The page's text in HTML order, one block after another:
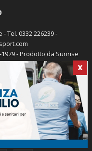
X
Tel. 0332 226239 -
- Prodotto da Sunrise
Marocco -Cookie policy
sport.com